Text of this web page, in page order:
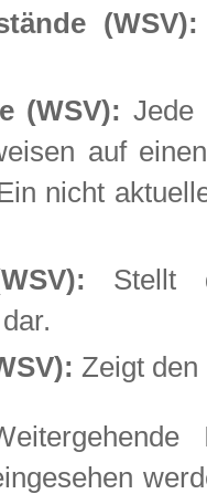
(WSV):
(WSV): Jede
auf
nicht
Stellt
Zeigt den